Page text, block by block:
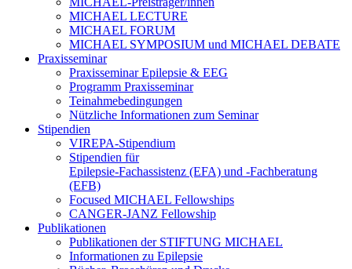
MICHAEL LECTURE
MICHAEL FORUM
MICHAEL SYMPOSIUM und MICHAEL DEBATE
Praxisseminar
Praxisseminar Epilepsie & EEG
Programm Praxisseminar
Teinahmebedingungen
Nützliche Informationen zum Seminar
Stipendien
VIREPA-Stipendium
Stipendien für
Epilepsie-Fachassistenz (EFA) und -Fachberatung
(EFB)
Focused MICHAEL Fellowships
CANGER-JANZ Fellowship
Publikationen
Publikationen der STIFTUNG MICHAEL
Informationen zu Epilepsie